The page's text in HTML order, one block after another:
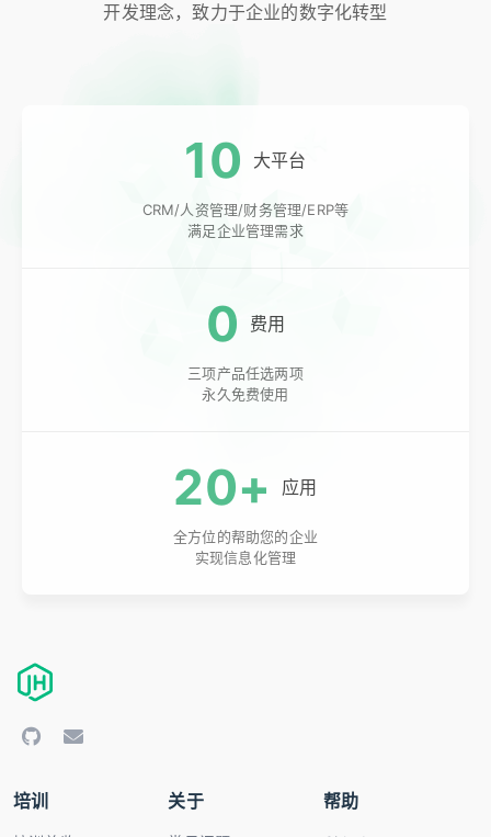
开发理念，致力于企业的数字化转型
10 大平台
CRM/人资管理/财务管理/ERP等
满足企业管理需求
0 费用
三项产品任选两项
永久免费使用
20+ 应用
全方位的帮助您的企业
实现信息化管理
培训 关于 帮助